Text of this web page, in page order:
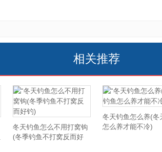
相关推荐
冬天钓鱼怎么不用打窝钩
(冬季钓鱼不打窝反而好
冬天钓鱼怎么养(冬
怎么养才能不冷)